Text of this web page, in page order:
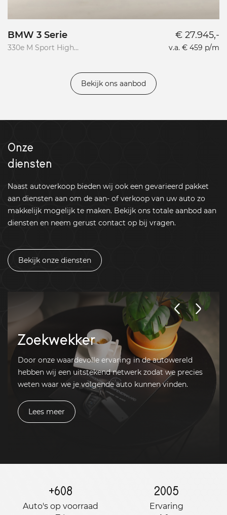
BMW 3 Serie
330e M Sport High
€ 27.945,-
v.a. € 459 p/m
Bekijk ons aanbod
Onze
diensten
Naast autoverkoop bieden wij ook een gevarieerd pakket
aan diensten aan om de aan- of verkoop van uw auto zo
makkelijk mogelijk te maken. Bekijk ons totale aanbod aan
diensten en neem gerust contact op bij vragen.
Bekijk onze diensten
Zoekwekker
Door onze waardevolle ervaring in de autowereld
hebben wij een uitstekend netwerk zodat we precies
weten waar we je volgende auto kunnen vinden.
Lees meer
+608
Auto's op voorraad
2005
Ervaring